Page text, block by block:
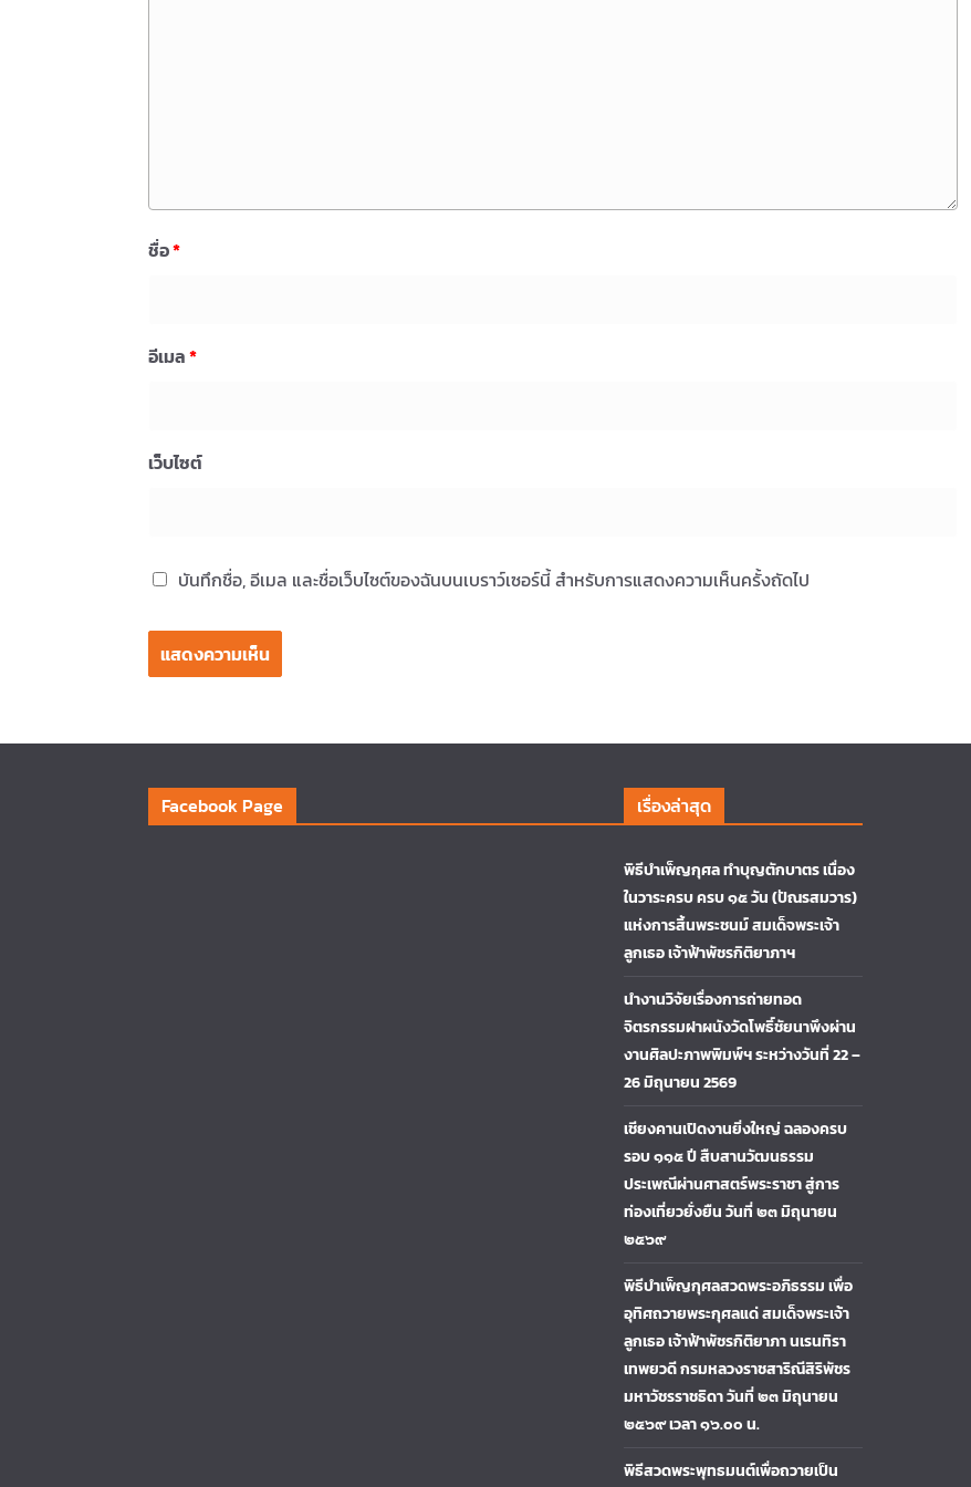
ชื่อ*
อีเมล*
เว็บไซต์
บันทึกชื่อ, อีเมล และชื่อเว็บไซต์ของฉันบนเบราว์เซอร์นี้ สำหรับการแสดงความเห็นครั้งถัดไป
Facebook Page เรื่องล่าสุด
พิธีบำเพ็ญกุศล ทำบุญตักบาตร เนื่อง
ในวาระครบ ครบ ๑๕ วัน (ปัณรสมวาร)
แห่งการสิ้นพระชนม์ สมเด็จพระเจ้า
ลูกเธอ เจ้าฟ้าพัชรกิติยาภาฯ
นำงานวิจัยเรื่องการถ่ายทอด
จิตรกรรมฝาผนังวัดโพธิ์ชัยนาพึงผ่าน
งานศิลปะภาพพิมพ์ฯ ระหว่างวันที่ 22 –
26 มิถุนายน 2569
เชียงคานเปิดงานยิ่งใหญ่ ฉลองครบ
รอบ ๑๑๕ ปี สืบสานวัฒนธรรม
ประเพณีผ่านศาสตร์พระราชา สู่การ
ท่องเที่ยวยั่งยืน วันที่ ๒๓ มิถุนายน
๒๕๖๙
พิธีบำเพ็ญกุศลสวดพระอภิธรรม เพื่อ
อุทิศถวายพระกุศลแด่ สมเด็จพระเจ้า
ลูกเธอ เจ้าฟ้าพัชรกิติยาภา นเรนทิรา
เทพยวดี กรมหลวงราชสาริณีสิริพัชร
มหาวัชรราชธิดา วันที่ ๒๓ มิถุนายน
๒๕๖๙ เวลา ๑๖.๐๐ น.
พิธีสวดพระพุทธมนต์เพื่อถวายเป็น